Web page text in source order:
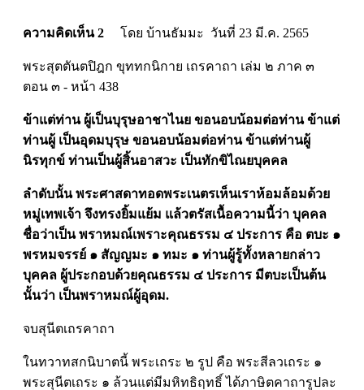
ความคิดเห็น 2 โดย บ้านธัมมะ วันที่ 23 มี.ค. 2565
พระสุตตันตปิฎก ขุททกนิกาย เถรคาถา เล่ม ๒ ภาค ๓
ตอน ๓ - หน้า 438
ข้าแต่ท่าน ผู้เป็นบุรุษอาชาไนย ขอนอบน้อมต่อท่าน ข้าแต่
ท่านผู้ เป็นอุดมบุรุษ ขอนอบน้อมต่อท่าน ข้าแต่ท่านผู้
นิรทุกข์ ท่านเป็นผู้สิ้นอาสวะ เป็นทักขิไณยบุคคล
ลำดับนั้น พระศาสดาทอดพระเนตรเห็นเราห้อมล้อมด้วย
หมู่เทพเจ้า จึงทรงยิ้มแย้ม แล้วตรัสเนื้อความนี้ว่า บุคคล
ชื่อว่าเป็น พราหมณ์เพราะคุณธรรม ๔ ประการ คือ ตบะ ๑
พรหมจรรย์ ๑ สัญญมะ ๑ ทมะ ๑ ท่านผู้รู้ทั้งหลายกล่าว
บุคคล ผู้ประกอบด้วยคุณธรรม ๔ ประการ มีตบะเป็นต้น
นั้นว่า เป็นพราหมณ์ผู้อุดม.
จบสุนีตเถรคาถา
ในทวาทสกนิบาตนี้ พระเถระ ๒ รูป คือ พระสีลวเถระ ๑
พระสุนีตเถระ ๑ ล้วนแต่มีมหิทธิฤทธิ์ ได้ภาษิตคาถารูปละ